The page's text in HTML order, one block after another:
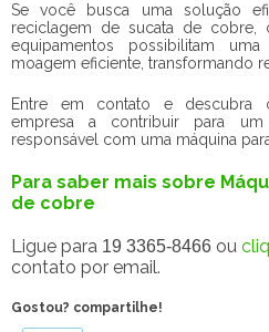
Se você busca uma solução
reciclagem de sucata de cobre,
equipamentos possibilitam
moagem eficiente, transformando
Entre em contato e descubra
empresa a contribuir para
responsável com uma máquina
Para saber mais sobre
de cobre
Ligue para 19 3365-8466 ou
contato por email.
Gostou? compartilhe!